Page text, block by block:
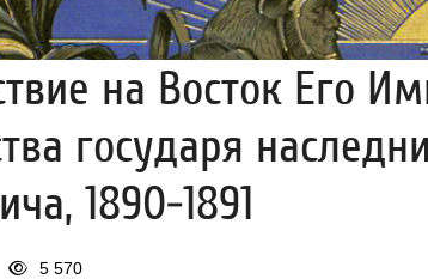
на Восток Его
государя
1890-1891
5 570